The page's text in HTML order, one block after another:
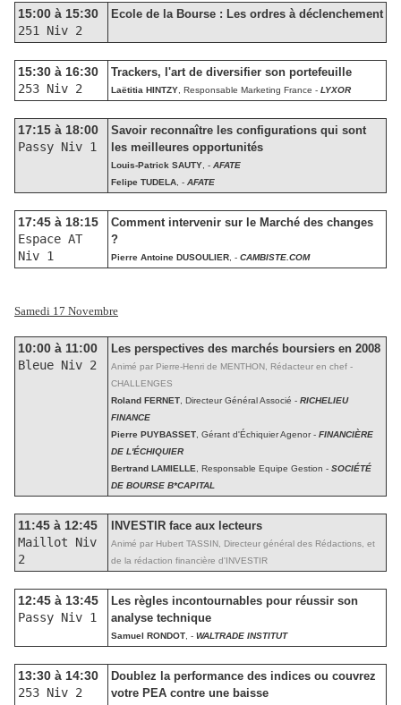
15:00 à 15:30
251 Niv 2
Ecole de la Bourse : Les ordres à déclenchement
15:30 à 16:30
253 Niv 2
Trackers, l'art de diversifier son portefeuille
Laëtitia HINTZY , Responsable Marketing France - LYXOR
17:15 à 18:00
Passy Niv 1
Savoir reconnaître les configurations qui sont
les meilleures opportunités
Louis-Patrick SAUTY , - AFATE
Felipe TUDELA , - AFATE
17:45 à 18:15
Espace AT
Niv 1
Comment intervenir sur le Marché des changes
?
Pierre Antoine DUSOULIER , - CAMBISTE.COM
Samedi 17 Novembre
10:00 à 11:00
Bleue Niv 2
Les perspectives des marchés boursiers en 2008
Animé par Pierre-Henri de MENTHON, Rédacteur en chef -
CHALLENGES
Roland FERNET , Directeur Général Associé - RICHELIEU
FINANCE
Pierre PUYBASSET , Gérant d'Échiquier Agenor - FINANCIÈRE
DE L'ÉCHIQUIER
Bertrand LAMIELLE , Responsable Equipe Gestion - SOCIÉTÉ
DE BOURSE B*CAPITAL
11:45 à 12:45
Maillot Niv
2
INVESTIR face aux lecteurs
Animé par Hubert TASSIN, Directeur général des Rédactions, et
de la rédaction financière d'INVESTIR
12:45 à 13:45
Passy Niv 1
Les règles incontournables pour réussir son
analyse technique
Samuel RONDOT , - WALTRADE INSTITUT
13:30 à 14:30
253 Niv 2
Doublez la performance des indices ou couvrez
votre PEA contre une baisse